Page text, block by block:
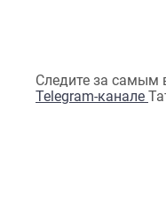
Следите за
Telegram-канале